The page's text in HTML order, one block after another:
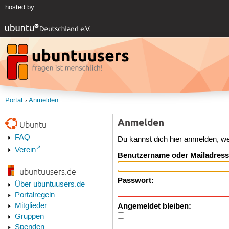
hosted by
Portal Anmelden
Ubuntu
FAQ
Verein
ubuntuusers.de
Über ubuntuusers.de
Portalregeln
Mitglieder
Gruppen
Anmelden
Du kannst dich hier anmelden,
Benutzername oder
Passwort:
Angemeldet bleiben: